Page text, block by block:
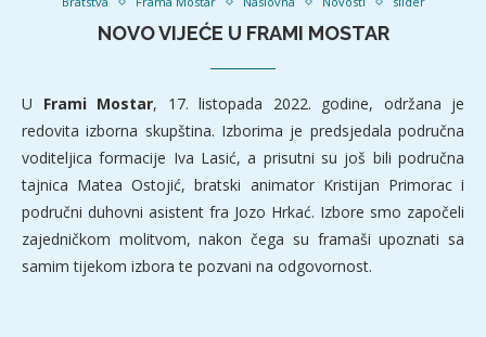
NOVO VIJEĆE U FRAMI MOSTAR
U Frami Mostar, 17. listopada 2022. godine, održana je
redovita izborna skupština. Izborima je predsjedala područna
voditeljica formacije Iva Lasić, a prisutni su još bili područna
tajnica Matea Ostojić, bratski animator Kristijan Primorac i
područni duhovni asistent fra Jozo Hrkać. Izbore smo započeli
zajedničkom molitvom, nakon čega su framaši upoznati sa
samim tijekom izbora te pozvani na odgovornost.